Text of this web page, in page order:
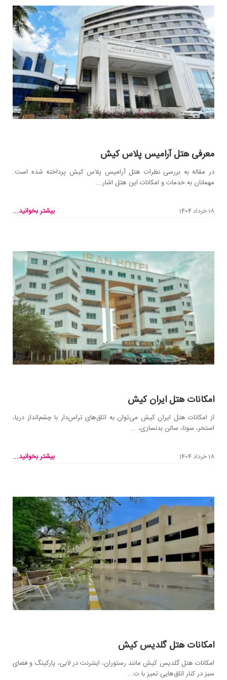
معرفی هتل آرامیس پلاس کیش
در مقاله به بررسی نظرات هتل آرامیس پلاس کیش پرداخته شده است.
مهمانان به خدمات و امکانات این هتل اشار...
18 خرداد 1404 بیشتر بخوانید...
امکانات هتل ایران کیش
از امکانات هتل ایران کیش می‌توان به اتاق‌های تراس‌دار با چشم‌انداز دریا،
استخر، سونا، سالن بدنسازی، ...
18 خرداد 1404 بیشتر بخوانید...
امکانات هتل گلدیس کیش
امکانات هتل گلدیس کیش مانند رستوران، اینترنت در لابی، پارکینگ و فضای
سبز در کنار اتاق‌هایی تمیز با ت...